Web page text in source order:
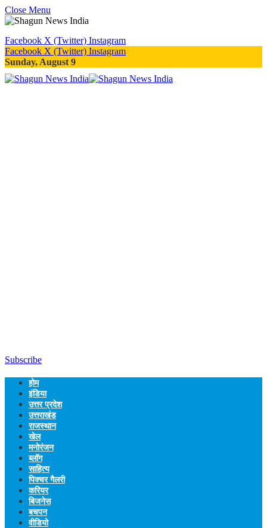
Close Menu
Facebook X (Twitter) Instagram
Facebook X (Twitter) Instagram
Sunday, August 9
Subscribe
होम
इंडिया
उत्तर प्रदेश
उत्तराखंड
राजस्थान
खेल
मनोरंजन
ब्लॉग
साहित्य
पिक्चर गैलरी
करियर
बिजनेस
बचपन
वीडियो